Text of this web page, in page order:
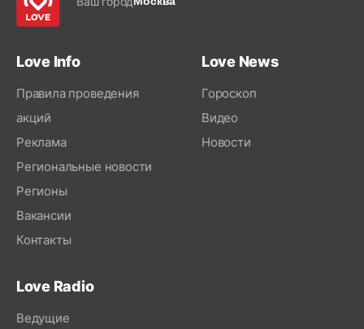
Love Info
Правила проведения
акций
Реклама
Региональные новости
Регионы
Вакансии
Контакты
Love News
Гороскоп
Видео
Новости
Love Radio
Ведущие